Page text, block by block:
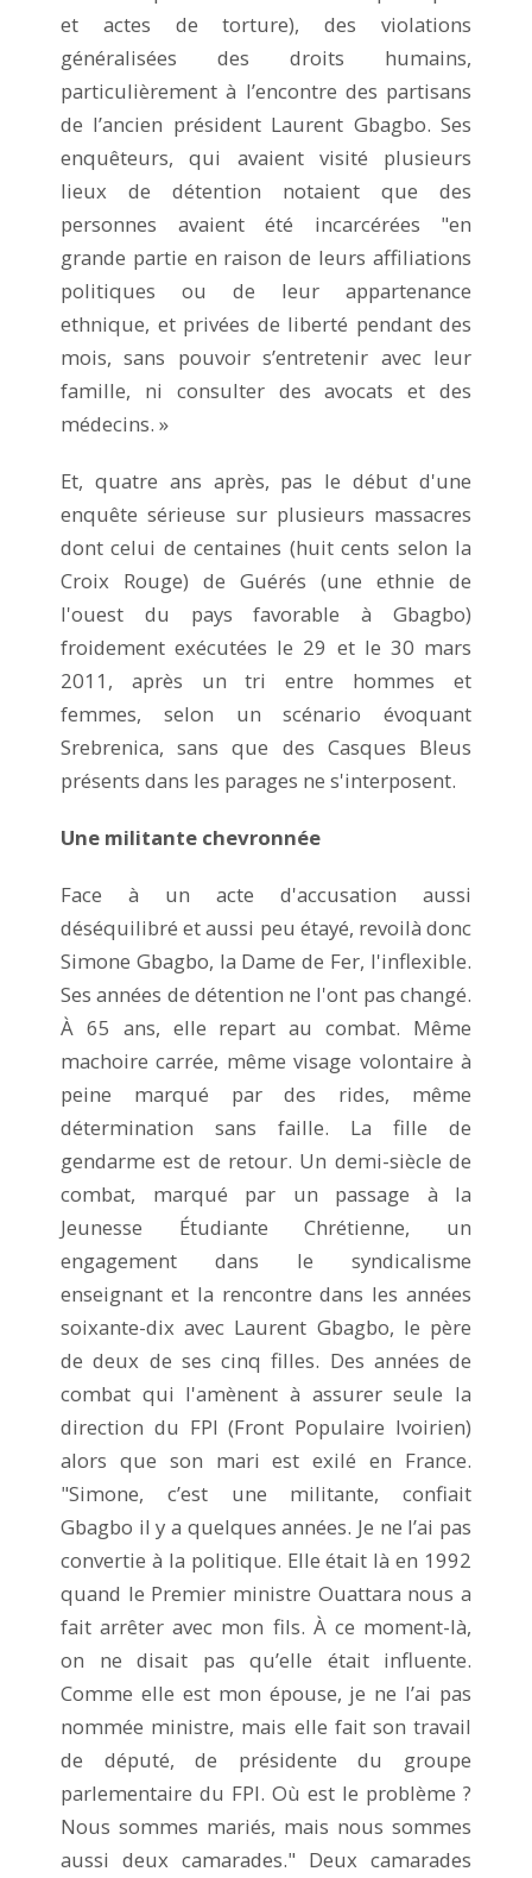
et actes de torture), des violations
généralisées des droits humains,
particulièrement à l’encontre des partisans
de l’ancien président Laurent Gbagbo. Ses
enquêteurs, qui avaient visité plusieurs
lieux de détention notaient que des
personnes avaient été incarcérées "en
grande partie en raison de leurs affiliations
politiques ou de leur appartenance
ethnique, et privées de liberté pendant des
mois, sans pouvoir s’entretenir avec leur
famille, ni consulter des avocats et des
médecins. »
Et, quatre ans après, pas le début d'une
enquête sérieuse sur plusieurs massacres
dont celui de centaines (huit cents selon la
Croix Rouge) de Guérés (une ethnie de
l'ouest du pays favorable à Gbagbo)
froidement exécutées le 29 et le 30 mars
2011, après un tri entre hommes et
femmes, selon un scénario évoquant
Srebrenica, sans que des Casques Bleus
présents dans les parages ne s'interposent.
Une militante chevronnée
Face à un acte d'accusation aussi
déséquilibré et aussi peu étayé, revoilà donc
Simone Gbagbo, la Dame de Fer, l'inflexible.
Ses années de détention ne l'ont pas changé.
À 65 ans, elle repart au combat. Même
machoire carrée, même visage volontaire à
peine marqué par des rides, même
détermination sans faille. La fille de
gendarme est de retour. Un demi-siècle de
combat, marqué par un passage à la
Jeunesse Étudiante Chrétienne, un
engagement dans le syndicalisme
enseignant et la rencontre dans les années
soixante-dix avec Laurent Gbagbo, le père
de deux de ses cinq filles. Des années de
combat qui l'amènent à assurer seule la
direction du FPI (Front Populaire Ivoirien)
alors que son mari est exilé en France.
"Simone, c’est une militante, confiait
Gbagbo il y a quelques années. Je ne l’ai pas
convertie à la politique. Elle était là en 1992
quand le Premier ministre Ouattara nous a
fait arrêter avec mon fils. À ce moment-là,
on ne disait pas qu’elle était influente.
Comme elle est mon épouse, je ne l’ai pas
nommée ministre, mais elle fait son travail
de député, de présidente du groupe
parlementaire du FPI. Où est le problème ?
Nous sommes mariés, mais nous sommes
aussi deux camarades." Deux camarades